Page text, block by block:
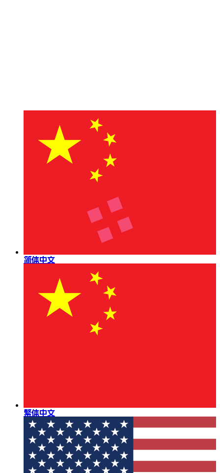
简体中文
繁体中文